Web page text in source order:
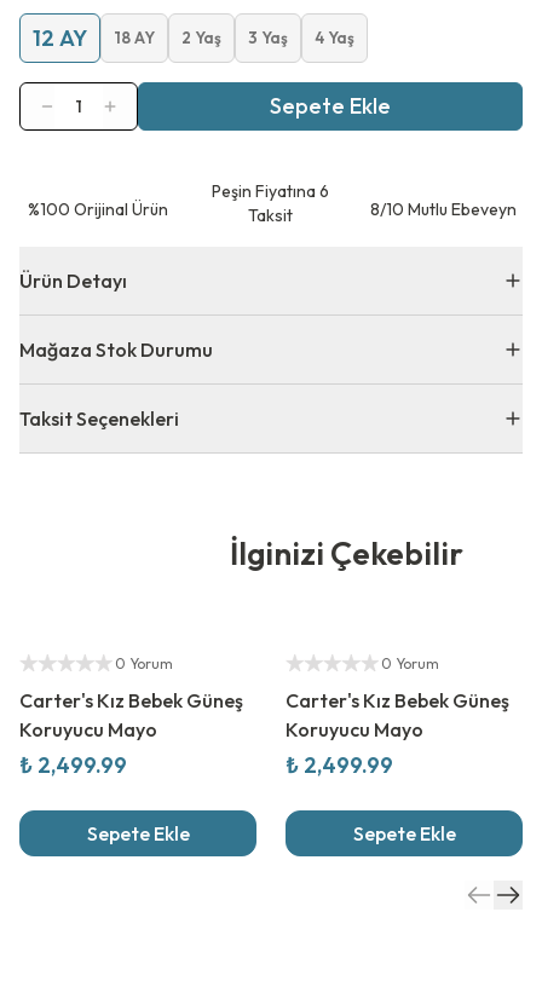
12 AY 18 AY 2 Yaş 3 Yaş 4 Yaş
1 Sepete Ekle
⁠%100 Orijinal Ürün
Peşin Fiyatına 6
Taksit
8/10 Mutlu Ebeveyn
Ürün Detayı
Mağaza Stok Durumu
Taksit Seçenekleri
İlginizi Çekebilir
0 Yorum
Carter's Kız Bebek Güneş
Koruyucu Mayo
₺ 2,499.99
Sepete Ekle
0 Yorum
Carter's Kız Bebek Güneş
Koruyucu Mayo
₺ 2,499.99
Sepete Ekle